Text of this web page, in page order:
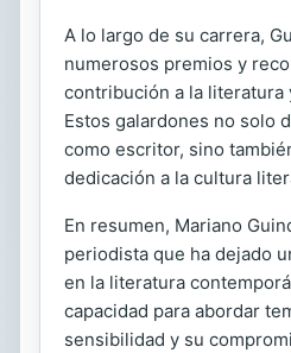
A lo largo de su carrera,
numerosos premios y
contribución a la literatura
Estos galardones no solo
como escritor, sino
dedicación a la cultura
En resumen, Mariano
periodista que ha dejado
en la literatura
capacidad para abordar
sensibilidad y su